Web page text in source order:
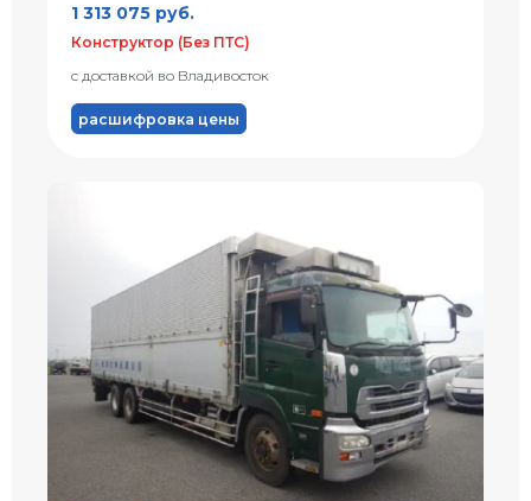
1 313 075 руб.
Конструктор (Без ПТС)
с доставкой во Владивосток
расшифровка цены